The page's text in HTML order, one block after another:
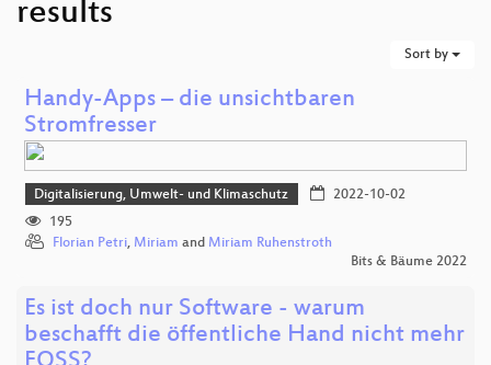
results
Sort by
Handy-Apps – die unsichtbaren
Stromfresser
Digitalisierung, Umwelt- und Klimaschutz
2022-10-02
195
Florian Petri, Miriam and Miriam Ruhenstroth
Bits & Bäume 2022
Es ist doch nur Software - warum
beschafft die öffentliche Hand nicht mehr